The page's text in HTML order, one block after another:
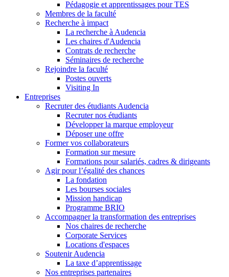
Pédagogie et apprentissages pour TES
Membres de la faculté
Recherche à impact
La recherche à Audencia
Les chaires d'Audencia
Contrats de recherche
Séminaires de recherche
Rejoindre la faculté
Postes ouverts
Visiting In
Entreprises
Recruter des étudiants Audencia
Recruter nos étudiants
Développer la marque employeur
Déposer une offre
Former vos collaborateurs
Formation sur mesure
Formations pour salariés, cadres & dirigeants
Agir pour l’égalité des chances
La fondation
Les bourses sociales
Mission handicap
Programme BRIO
Accompagner la transformation des entreprises
Nos chaires de recherche
Corporate Services
Locations d'espaces
Soutenir Audencia
La taxe d’apprentissage
Nos entreprises partenaires